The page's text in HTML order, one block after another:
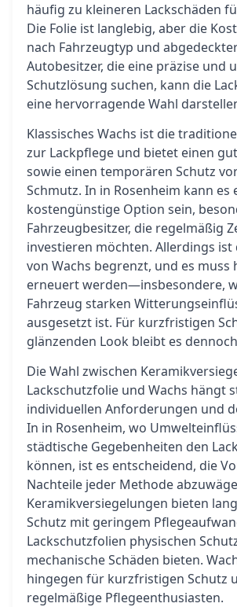
häufig zu kleineren Lackschäden
Die Folie ist langlebig, aber die
nach Fahrzeugtyp und
Autobesitzer, die eine präzise und
Schutzlösung suchen, kann die
eine hervorragende Wahl
Klassisches Wachs ist die
zur Lackpflege und bietet einen
sowie einen temporären Schutz
Schmutz. In in Rosenheim kann es
kostengünstige Option sein,
Fahrzeugbesitzer, die regelmäßig
investieren möchten. Allerdings
von Wachs begrenzt, und es muss
erneuert werden—insbesondere,
Fahrzeug starken
ausgesetzt ist. Für kurzfristigen
glänzenden Look bleibt es
Die Wahl zwischen
Lackschutzfolie und Wachs hängt
individuellen Anforderungen und
In in Rosenheim, wo
städtische Gegebenheiten den
können, ist es entscheidend, die
Nachteile jeder Methode
Keramikversiegelungen bieten
Schutz mit geringem
Lackschutzfolien physischen
mechanische Schäden bieten.
hingegen für kurzfristigen Schutz
regelmäßige Pflegeenthusiasten.